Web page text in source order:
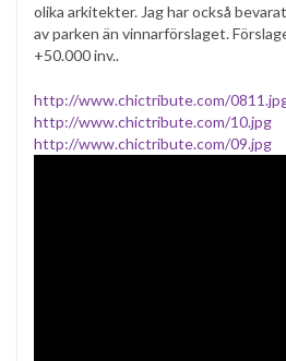
olika arkitekter. Jag har också
av parken än vinnarförslaget.
+50.000 inv..
http://www.chictribute.com/
http://www.chictribute.com/10.jpg
http://www.chictribute.com/09.jpg